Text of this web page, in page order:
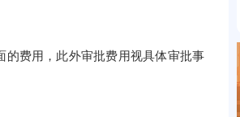
的费用，此外审批费用视具体审批事